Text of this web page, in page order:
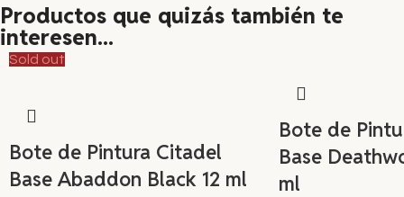
Productos que quizás también te
interesen...
Sold out
Bote de Pintura Citadel
Base Abaddon Black 12 ml
Bote de
Base
ml